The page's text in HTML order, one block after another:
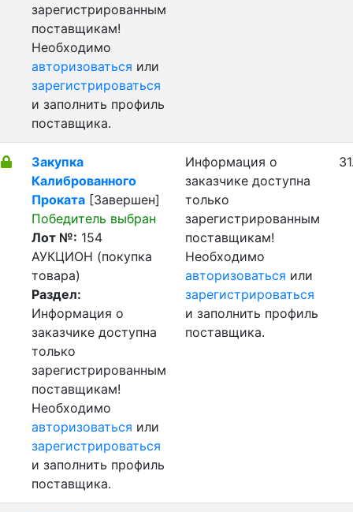
зарегистрированным
поставщикам!
Необходимо
авторизоваться или
зарегистрироваться
и заполнить профиль
поставщика.
Закупка
Калиброванного
Проката [Завершен]
Победитель выбран
Лот №: 154
АУКЦИОН (покупка
товара)
Раздел:
Информация о
заказчике доступна
только
зарегистрированным
поставщикам!
Необходимо
авторизоваться или
зарегистрироваться
и заполнить профиль
поставщика.
Информация о
заказчике доступна
только
зарегистрированным
поставщикам!
Необходимо
авторизоваться или
зарегистрироваться
и заполнить профиль
поставщика.